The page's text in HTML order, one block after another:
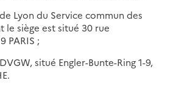
Lyon du Service commun des
le siège est situé 30 rue
PARIS ;
situé Engler-Bunte-Ring 1-9,